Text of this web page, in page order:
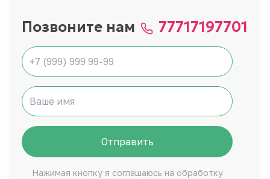
Позвоните нам 77717197701
Отправить
Нажимая кнопку я соглашаюсь на обработку